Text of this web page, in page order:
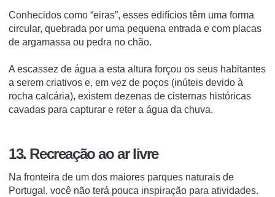
Conhecidos como “eiras”, esses edifícios têm uma forma
circular, quebrada por uma pequena entrada e com placas
de argamassa ou pedra no chão.
A escassez de água a esta altura forçou os seus habitantes
a serem criativos e, em vez de poços (inúteis devido à
rocha calcária), existem dezenas de cisternas históricas
cavadas para capturar e reter a água da chuva.
13. Recreação ao ar livre
Na fronteira de um dos maiores parques naturais de
Portugal, você não terá pouca inspiração para atividades.